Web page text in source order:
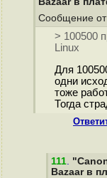
Сообщение от
> 100500
Linux
Для
одни
тоже
Тогда
111.
Bazaar в